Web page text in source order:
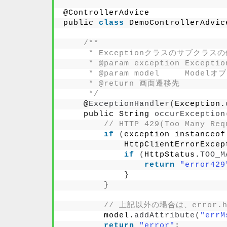
@ControllerAdvice
public class
/**
* Exceptionクラスのサブクラスの
* @param exception Exception
* @param model     Modelオブ
     * @return 画面遷移先
     */
    @
ExceptionHandler ( Exception.
    public String
occurException
// HTTP 429(Too Many
if
( exception
if
( HttpStatus.
return
}
}
// 上記以外の場合は、
        model.
addAttribute (